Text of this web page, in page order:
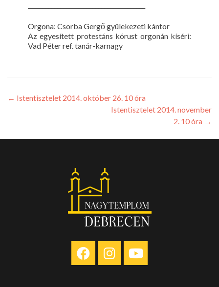
Orgona: Csorba Gergő gyülekezeti kántor
Az egyesített protestáns kórust orgonán kíséri:
Vad Péter ref. tanár-karnagy
← Istentisztelet 2014. október 26. 10 óra
Istentisztelet 2014. november
2. 10 óra →